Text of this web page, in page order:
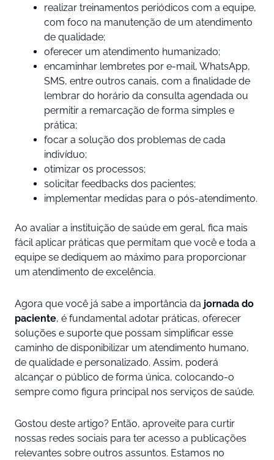
realizar treinamentos periódicos com a equipe,
com foco na manutenção de um atendimento
de qualidade;
oferecer um atendimento humanizado;
encaminhar lembretes por e-mail, WhatsApp,
SMS, entre outros canais, com a finalidade de
lembrar do horário da consulta agendada ou
permitir a remarcação de forma simples e
prática;
focar a solução dos problemas de cada
indivíduo;
otimizar os processos;
solicitar feedbacks dos pacientes;
implementar medidas para o pós-atendimento.
Ao avaliar a instituição de saúde em geral, fica mais
fácil aplicar práticas que permitam que você e toda a
equipe se dediquem ao máximo para proporcionar
um atendimento de excelência.
Agora que você já sabe a importância da jornada do
paciente, é fundamental adotar práticas, oferecer
soluções e suporte que possam simplificar esse
caminho de disponibilizar um atendimento humano,
de qualidade e personalizado. Assim, poderá
alcançar o público de forma única, colocando-o
sempre como figura principal nos serviços de saúde.
Gostou deste artigo? Então, aproveite para curtir
nossas redes sociais para ter acesso a publicações
relevantes sobre outros assuntos. Estamos no